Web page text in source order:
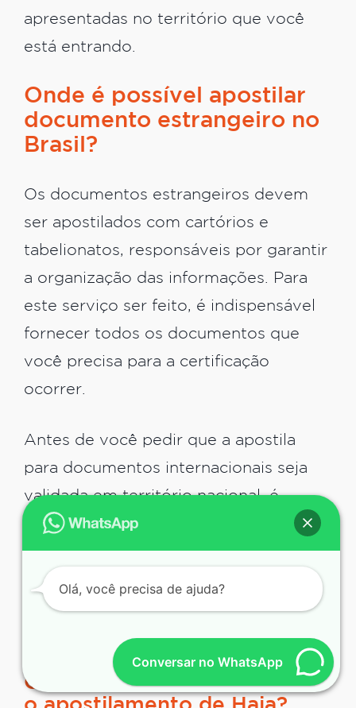
apresentadas no território que você
está entrando.
Onde é possível apostilar
documento estrangeiro no
Brasil?
Os documentos estrangeiros devem
ser apostilados com cartórios e
tabelionatos, responsáveis por garantir
a organização das informações. Para
este serviço ser feito, é indispensável
fornecer todos os documentos que
você precisa para a certificação
ocorrer.
Antes de você pedir que a apostila
para documentos internacionais seja
validada em território nacional, é
necessário ter os demais papéis
traduzidos. Neste caso, é obrigatório
que a tradução juramentada ocorra e,
para isto ser possível, é fundamental
conversar com os tradutores da AGBT.
Quais os cartórios que fazem
Conversar no WhatsApp
Olá, você precisa de ajuda?